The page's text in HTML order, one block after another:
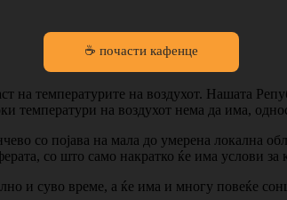
☕ почасти кафенце
на температурите на воздухот. Нашата
температури на воздухот нема да има,
со појава на мала до умерена локална
со што само накратко ќе има услови
и суво време, а ќе има и многу повеќе